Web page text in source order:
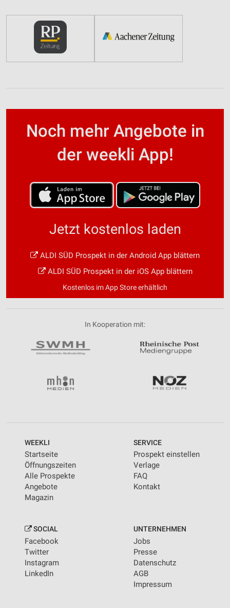
Noch mehr Angebote in
der weekli App!
Jetzt kostenlos laden
ALDI SÜD Prospekt in der Android App blättern
ALDI SÜD Prospekt in der iOS App blättern
Kostenlos im App Store erhältlich
In Kooperation mit:
WEEKLI
Startseite
Öffnungszeiten
Alle Prospekte
Angebote
Magazin
SERVICE
Prospekt einstellen
Verlage
FAQ
Kontakt
SOCIAL
Facebook
Twitter
Instagram
LinkedIn
UNTERNEHMEN
Jobs
Presse
Datenschutz
AGB
Impressum